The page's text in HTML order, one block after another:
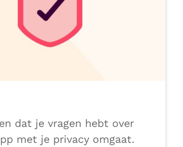
dat je vragen hebt over
met je privacy omgaat.